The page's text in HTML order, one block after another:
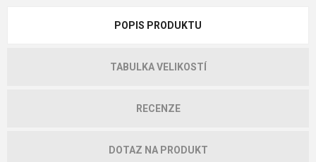
POPIS PRODUKTU
TABULKA VELIKOSTÍ
RECENZE
DOTAZ NA PRODUKT